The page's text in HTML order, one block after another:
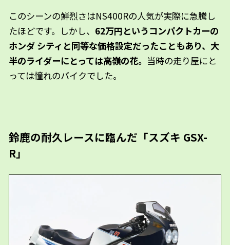
このシーンの鮮烈さはNS400Rの人気が実際に急騰し
たほどです。しかし、 62万円というコンパクトカーの
ホンダ シティと同等な価格設定だったこともあり、大
半のライダーにとっては高嶺の花。 当時の走り屋にと
っては憧れのバイクでした。
鈴鹿の耐久レースに臨んだ「スズキ GSX-
R」